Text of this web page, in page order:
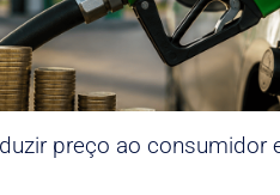
preço ao consumidor